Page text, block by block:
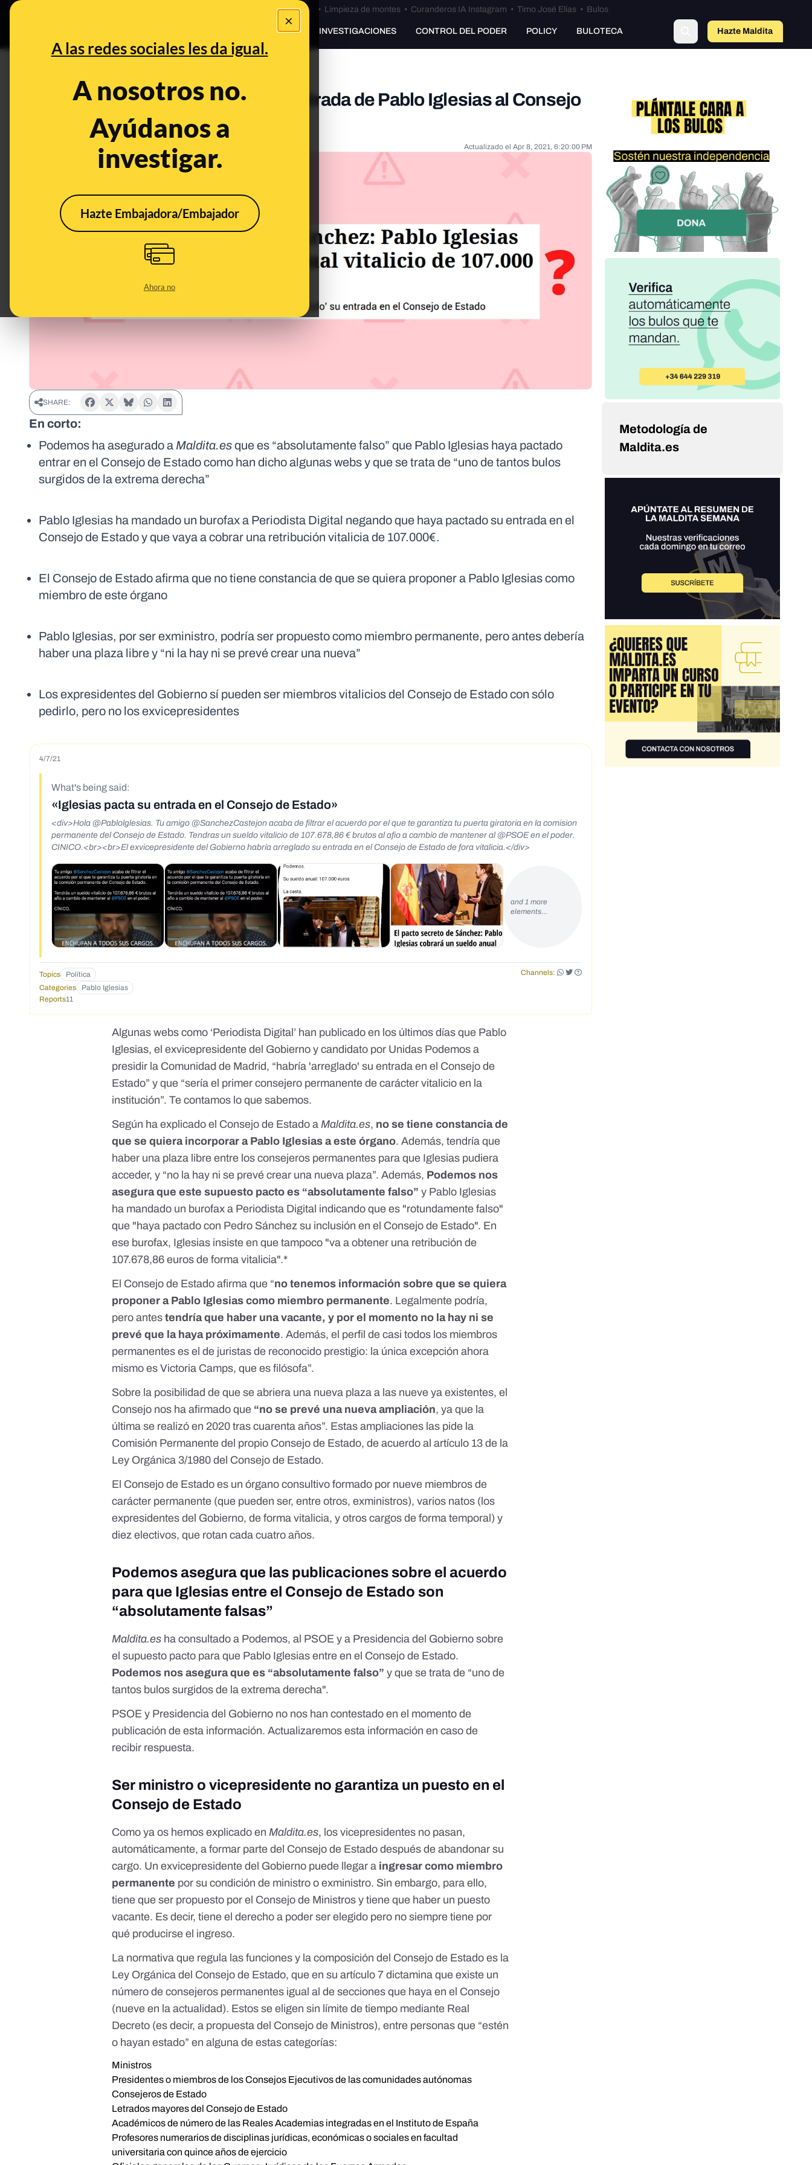
×
A las redes sociales les da igual.
A nosotros no.
Ayúdanos a
investigar.
Hazte Embajadora/Embajador
Ahora no
Bulos Ceuta • Limpieza de montes• Curanderos IA Instagram • Timo José Elías• Bulos
PREBUNKING INVESTIGACIONES CONTROL DEL PODER POLICY BULOTECA Hazte Maldito
¿Qué sabemos sobre la posible entrada de Pablo Iglesias al Consejo
de Estado?
Apr 7, 2021, 1:32:01 PM Actualizado el Apr 8, 2021, 6:20:00 PM
SHARE:
En corto:
Podemos ha asegurado a Maldita.esque es “absolutamente falso” que Pablo Iglesias haya pactado
entrar en el Consejo de Estado como han dicho algunas webs y que se trata de “uno de tantos bulos
surgidos de la extrema derecha”
Pablo Iglesias ha mandado un burofax a Periodista Digital negando que haya pactado su entrada en el
Consejo de Estado y que vaya a cobrar una retribución vitalicia de 107.000€.
El Consejo de Estado afirma que no tiene constancia de que se quiera proponer a Pablo Iglesias como
miembro de este órgano
Pablo Iglesias, por ser exministro, podría ser propuesto como miembro permanente, pero antes debería
haber una plaza libre y “ni la hay ni se prevé crear una nueva”
Los expresidentes del Gobierno sí pueden ser miembros vitalicios del Consejo de Estado con sólo
pedirlo, pero no los exvicepresidentes
4/7/21
What's being said:
«Iglesias pacta su entrada en el Consejo de Estado»
<div>Hola @Pablolglesias. Tu amigo @SanchezCastejon acaba de filtrar el acuerdo por el que te garantiza tu puerta giratoria en la comision
permanente del Consejo de Estado. Tendras un sueldo vitalicio de 107.678,86 € brutos al afio a cambio de mantener al @PSOE en el poder.
CINICO.<br><br>El exvicepresidente del Gobierno habría arreglado su entrada en el Consejo de Estado de fora vitalicia.</div>
and 1 more
elements…
Topics Política
Channels:
Categories
Pablo Iglesias
Reports11
Algunas webs como ‘Periodista Digital’ han publicado en los últimos días que Pablo
Iglesias, el exvicepresidente del Gobierno y candidato por Unidas Podemos a
presidir la Comunidad de Madrid, “habría 'arreglado' su entrada en el Consejo de
Estado” y que “sería el primer consejero permanente de carácter vitalicio en la
institución”. Te contamos lo que sabemos.
Según ha explicado el Consejo de Estado aMaldita.es, no se tiene constancia de
que se quiera incorporar a Pablo Iglesias a este órgano. Además, tendría que
haber una plaza libre entre los consejeros permanentes para que Iglesias pudiera
acceder, y “no la hay ni se prevé crear una nueva plaza”. Además, Podemos nos
asegura que este supuesto pacto es “absolutamente falso” y Pablo Iglesias
ha mandado un burofax a Periodista Digital indicando que es "rotundamente falso"
que "haya pactado con Pedro Sánchez su inclusión en el Consejo de Estado". En
ese burofax, Iglesias insiste en que tampoco "va a obtener una retribución de
107.678,86 euros de forma vitalicia".*
El Consejo de Estado afirma que “no tenemos información sobre que se quiera
proponer a Pablo Iglesias como miembro permanente. Legalmente podría,
pero antestendría que haber una vacante, y por el momento no la hay ni se
prevé que la haya próximamente. Además, el perfil de casi todos los miembros
permanentes es el de juristas de reconocido prestigio: la única excepción ahora
mismo es Victoria Camps, que es filósofa”.
Sobre la posibilidad de que se abriera una nueva plaza a las nueve ya existentes, el
Consejo nos ha afirmado que “no se prevé una nueva ampliación, ya que la
última se realizó en 2020 tras cuarenta años”. Estas ampliaciones las pide la
Comisión Permanente del propio Consejo de Estado, de acuerdo al artículo 13 de la
Ley Orgánica 3/1980 del Consejo de Estado.
El Consejo de Estado es un órgano consultivo formado por nueve miembros de
carácter permanente (que pueden ser, entre otros, exministros), varios natos (los
expresidentes del Gobierno, de forma vitalicia, y otros cargos de forma temporal) y
diez electivos, que rotan cada cuatro años.
Podemos asegura que las publicaciones sobre el acuerdo
para que Iglesias entre el Consejo de Estado son
“absolutamente falsas”
Maldita.es ha consultado a Podemos, al PSOE y a Presidencia del Gobierno sobre
el supuesto pacto para que Pablo Iglesias entre en el Consejo de Estado.
Podemos nos asegura que es “absolutamente falso” y que se trata de “uno de
tantos bulos surgidos de la extrema derecha".
PSOE y Presidencia del Gobierno no nos han contestado en el momento de
publicación de esta información. Actualizaremos esta información en caso de
recibir respuesta.
Ser ministro o vicepresidente no garantiza un puesto en el
Consejo de Estado
Como ya os hemos explicado enMaldita.es, los vicepresidentes no pasan,
automáticamente, a formar parte del Consejo de Estado después de abandonar su
cargo. Un exvicepresidente del Gobierno puede llegar a ingresar como miembro
permanente por su condición de ministro o exministro. Sin embargo, para ello,
tiene que ser propuesto por el Consejo de Ministros y tiene que haber un puesto
vacante. Es decir, tiene el derecho a poder ser elegido pero no siempre tiene por
qué producirse el ingreso.
La normativa que regula las funciones y la composición del Consejo de Estado es la
Ley Orgánica del Consejo de Estado, que en su artículo 7 dictamina que existe un
número de consejeros permanentes igual al de secciones que haya en el Consejo
(nueve en la actualidad). Estos se eligen sin límite de tiempo mediante Real
Decreto (es decir, a propuesta del Consejo de Ministros), entre personas que “estén
o hayan estado” en alguna de estas categorías:
Ministros
Presidentes o miembros de los Consejos Ejecutivos de las comunidades autónomas
Consejeros de Estado
Letrados mayores del Consejo de Estado
Académicos de número de las Reales Academias integradas en el Instituto de España
Profesores numerarios de disciplinas jurídicas, económicas o sociales en facultad
universitaria con quince años de ejercicio
Metodología de
Maldita.es